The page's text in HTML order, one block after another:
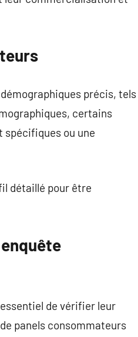
précis, tels
certains
spécifiques ou une
détaillé pour être
de vérifier leur
panels consommateurs